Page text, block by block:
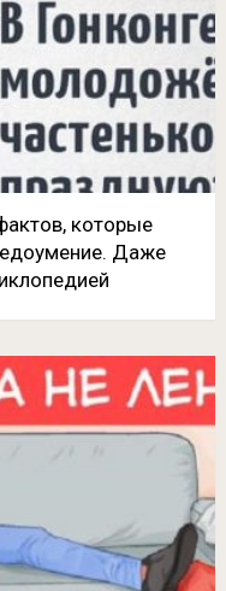
которые
Даже